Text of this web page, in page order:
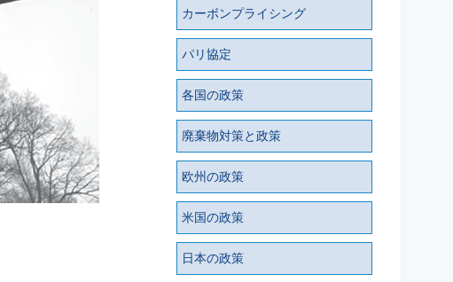
カーボンプライシング
パリ協定
各国の政策
廃棄物対策と政策
欧州の政策
米国の政策
日本の政策